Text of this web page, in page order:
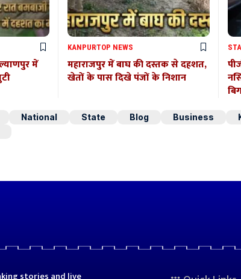
में
KANPURTOP NEWS
महाराजपुर में बाघ की दस्तक से दहशत,
खेतों के पास दिखे पंजों के निशान
National State Blog Business
stories and live